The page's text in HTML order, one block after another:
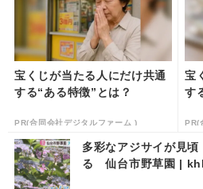
宝くじが当たる人にだけ共通
する“ある特徴”とは？
PR(合同会社デジタルファーム )
宝
す
PR(
多彩なアジサイが見
る 仙台市野草園 |